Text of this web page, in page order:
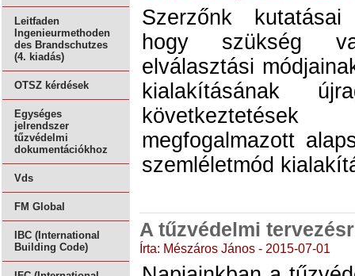
Leitfaden
Ingenieurmethoden
des Brandschutzes
(4. kiadás)
OTSZ kérdések
Egységes
jelrendszer
tűzvédelmi
dokumentációkhoz
Vds
FM Global
IBC (International
Building Code)
Szerzőnk
hogy szükség
elválasztási
kialakításának
megfogalmazott
szemléletmód
A tűzvédelmi
Írta: Mészáros János - 2015-07-01